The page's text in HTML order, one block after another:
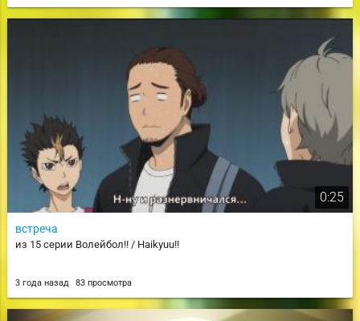
0:25
встреча
из 15 серии Волейбол!! / Haikyuu!!
3 года назад 83 просмотра